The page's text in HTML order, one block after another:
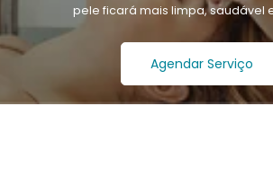
pele ficará mais limpa, saudável
Agendar Serviço